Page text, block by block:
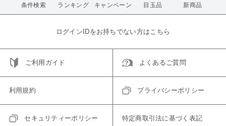
条件検索 ランキング キャンペーン 目玉品 新商品
ログインIDをお持ちでない方はこちら
ご利用ガイド よくあるご質問
利用規約 プライバシーポリシー
セキュリティーポリシー 特定商取引法に基づく表記